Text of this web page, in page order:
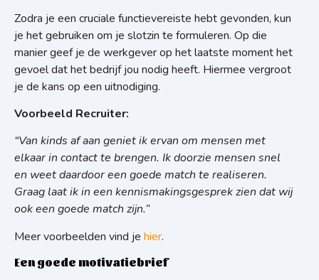
Zodra je een cruciale functievereiste hebt gevonden, kun
je het gebruiken om je slotzin te formuleren. Op die
manier geef je de werkgever op het laatste moment het
gevoel dat het bedrijf jou nodig heeft. Hiermee vergroot
je de kans op een uitnodiging.
Voorbeeld Recruiter:
“Van kinds af aan geniet ik ervan om mensen met
elkaar in contact te brengen. Ik doorzie mensen snel
en weet daardoor een goede match te realiseren.
Graag laat ik in een kennismakingsgesprek zien dat wij
ook een goede match zijn.”
Meer voorbeelden vind je hier.
Een goede motivatiebrief